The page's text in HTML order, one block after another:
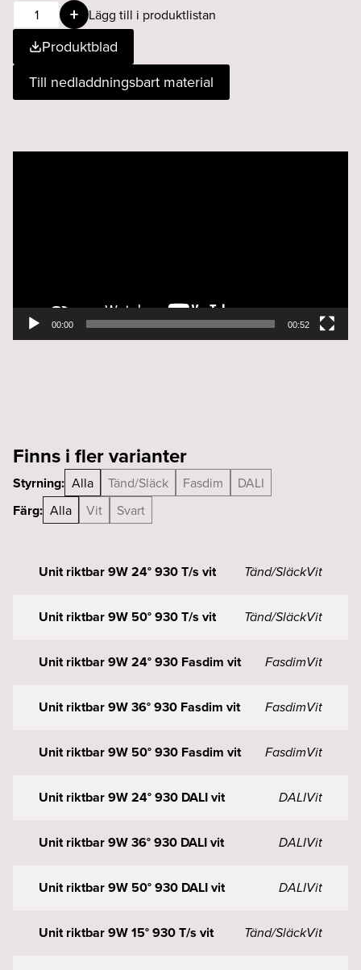
Unit
riktbar
9W
36°
930
Lägg till i produktlistan
Produktblad
Till nedladdningsbart material
00:00 00:52
Finns i fler varianter
Styrning: Alla Tänd/Släck Fasdim DALI
Färg: Alla Vit Svart
Unit riktbar 9W 24° 930 T/s vit Tänd/SläckVit
Unit riktbar 9W 50° 930 T/s vit Tänd/SläckVit
Unit riktbar 9W 24° 930 Fasdim vit FasdimVit
Unit riktbar 9W 36° 930 Fasdim vit FasdimVit
Unit riktbar 9W 50° 930 Fasdim vit FasdimVit
Unit riktbar 9W 24° 930 DALI vit DALIVit
Unit riktbar 9W 36° 930 DALI vit DALIVit
Unit riktbar 9W 50° 930 DALI vit DALIVit
Unit riktbar 9W 15° 930 T/s vit Tänd/SläckVit